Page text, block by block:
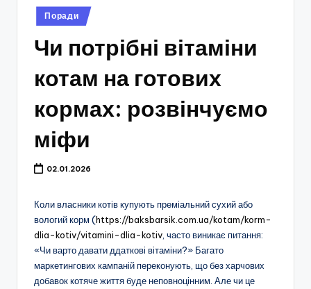
Опубліковано
у
Поради
Чи потрібні вітаміни
котам на готових
кормах: розвінчуємо
міфи
02.01.2026
Коли власники котів купують преміальний сухий або
вологий корм (https://baksbarsik.com.ua/kotam/korm-
dlia-kotiv/vitamini-dlia-kotiv , часто виникає питання:
«Чи варто давати ддаткові вітаміни?» Багато
маркетингових кампаній переконують, що без харчових
добавок котяче життя буде неповноцінним. Але чи це